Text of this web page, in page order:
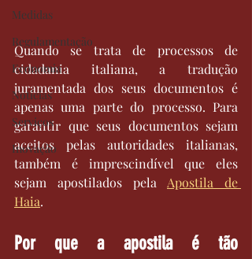
Medidas
Regulamentação
Economia
Notícias
Serviços
Inovação
Quando se trata de processos de
cidadania italiana, a tradução
juramentada dos seus documentos é
apenas uma parte do processo. Para
garantir que seus documentos sejam
aceitos pelas autoridades italianas,
também é imprescindível que eles
sejam apostilados pela Apostila de
Haia.
Por que a apostila é tão